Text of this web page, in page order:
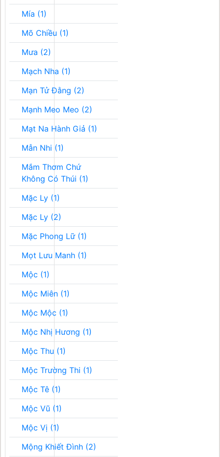
Mía (1)
Mõ Chiều (1)
Mưa (2)
Mạch Nha (1)
Mạn Tử Đằng (2)
Mạnh Meo Meo (2)
Mạt Na Hành Giả (1)
Mẫn Nhi (1)
Mắm Thơm Chứ
Không Có Thúi (1)
Mặc Ly (1)
Mặc Ly (2)
Mặc Phong Lữ (1)
Mọt Lưu Manh (1)
Mộc (1)
Mộc Miên (1)
Mộc Mộc (1)
Mộc Nhị Hương (1)
Mộc Thu (1)
Mộc Trường Thi (1)
Mộc Tê (1)
Mộc Vũ (1)
Mộc Vị (1)
Mộng Khiết Đình (2)